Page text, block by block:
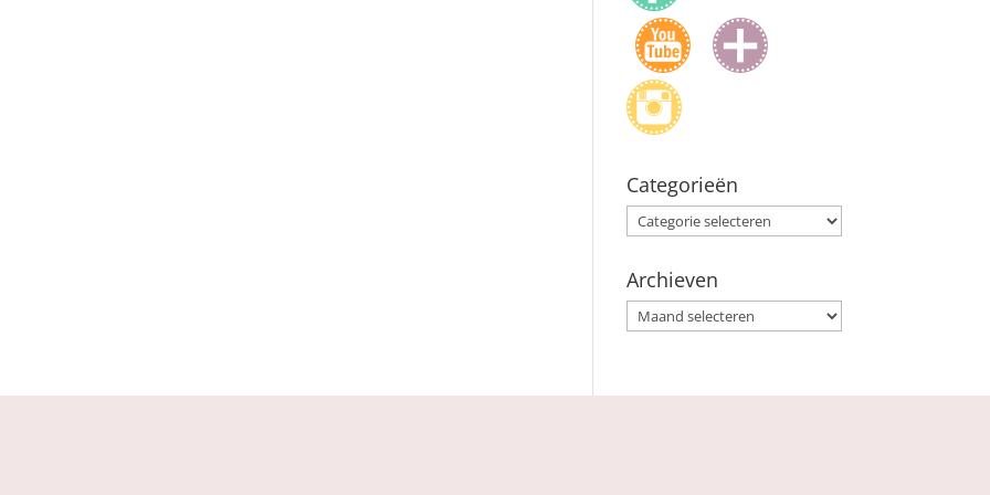
Categorieën
Categorieën
Archieven
Archieven